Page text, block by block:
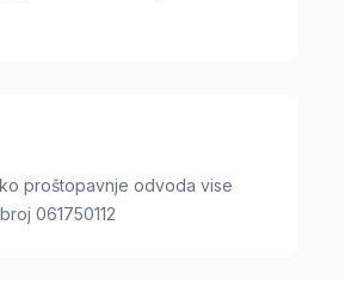
proštopavnje odvoda vise
061750112